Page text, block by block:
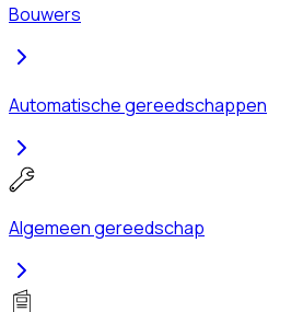
Bouwers
Automatische gereedschappen
Algemeen gereedschap